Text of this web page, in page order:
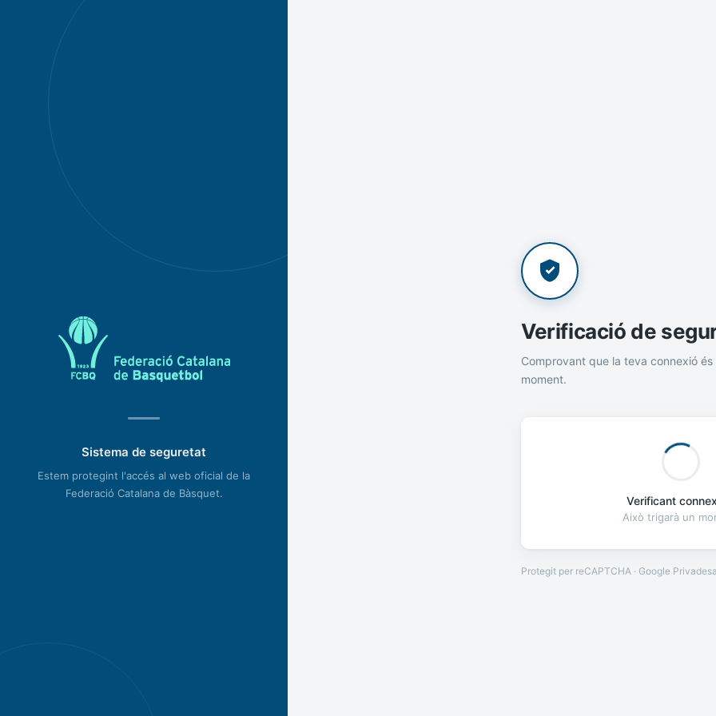
Sistema de seguretat
Estem protegint l'accés al web oficial de la
Federació Catalana de Bàsquet.
Verificació de
Comprovant que la teva connexió és
moment.
Verificant
Això trigarà un
Protegit per reCAPTCHA · Google Privadesa